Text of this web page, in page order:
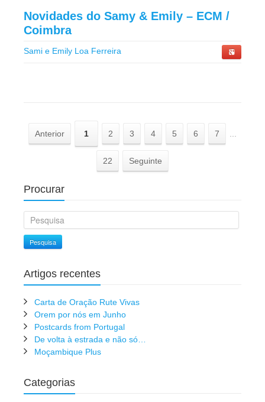
Novidades do Samy & Emily – ECM /
Coimbra
Sami e Emily Loa Ferreira
Anterior 1 2 3 4 5 6 7
22 Seguinte
Procurar
Pesquisa
Artigos recentes
Carta de Oração Rute Vivas
Orem por nós em Junho
Postcards from Portugal
De volta à estrada e não só…
Moçambique Plus
Categorias